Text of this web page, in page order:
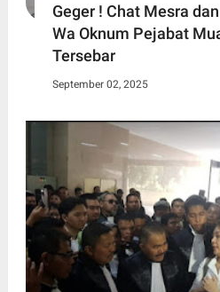
Geger ! Chat Mesra
Wa Oknum Pejabat
Tersebar
September 02, 2025